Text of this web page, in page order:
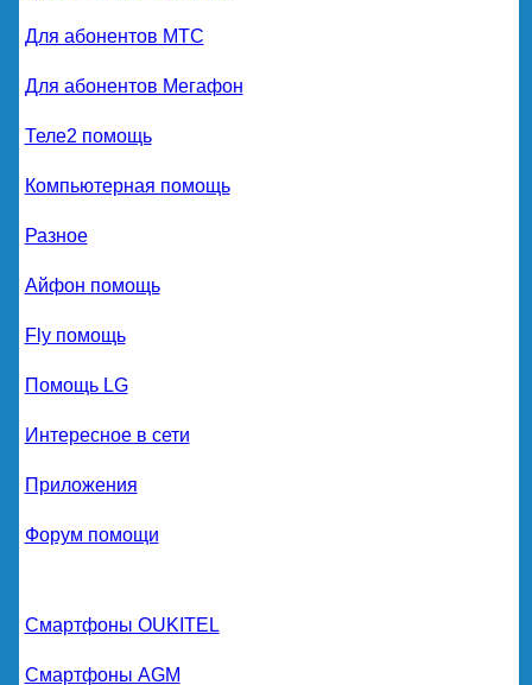
Для абонентов МТС
Для абонентов Мегафон
Теле2 помощь
Компьютерная помощь
Разное
Айфон помощь
Fly помощь
Помощь LG
Интересное в сети
Приложения
Форум помощи
Смартфоны OUKITEL
Смартфоны AGM